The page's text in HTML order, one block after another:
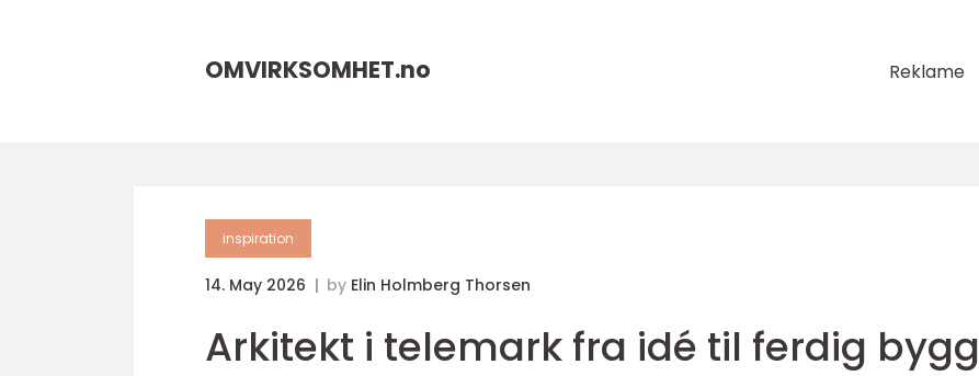
OMVIRKSOMHET.no Reklame
inspiration
14. May 2026 by Elin Holmberg Thorsen
Arkitekt i telemark fra idé til ferdig bygg